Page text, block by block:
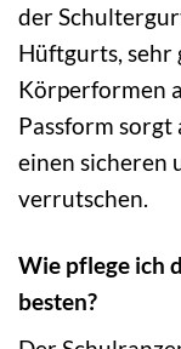
der
Hüftgurts, sehr
Körperformen
Passform
einen sicheren
verrutschen.
Wie pflege ich
besten?